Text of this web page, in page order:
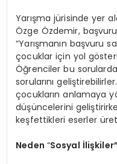
Yarışma jürisinde yer
Özge Özdemir,
“Yarışmanın başvuru
çocuklar için yol
Öğrenciler bu
sorularını
çocukların anlamaya
düşüncelerini
keşfettikleri eserler
Neden “Sosyal